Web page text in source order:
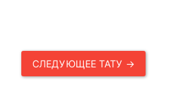
СЛЕДУЮЩЕЕ ТАТУ →